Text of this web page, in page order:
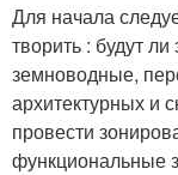
Для начала
творить : будут
земноводные,
архитектурных и
провести
функциональные